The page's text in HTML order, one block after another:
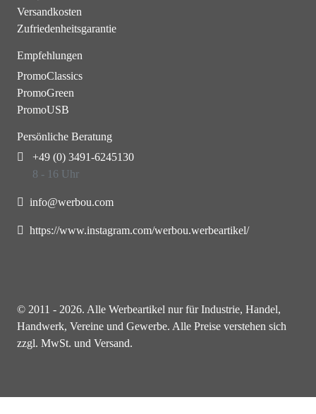
Versandkosten
Zufriedenheitsgarantie
Empfehlungen
PromoClassics
PromoGreen
PromoUSB
Persönliche Beratung
+49 (0) 3491-6245130
8 - 16 Uhr
info@werbou.com
https://www.instagram.com/werbou.werbeartikel/
© 2011 - 2026. Alle Werbeartikel nur für Industrie, Handel,
Handwerk, Vereine und Gewerbe. Alle Preise verstehen sich
zzgl. MwSt. und Versand.